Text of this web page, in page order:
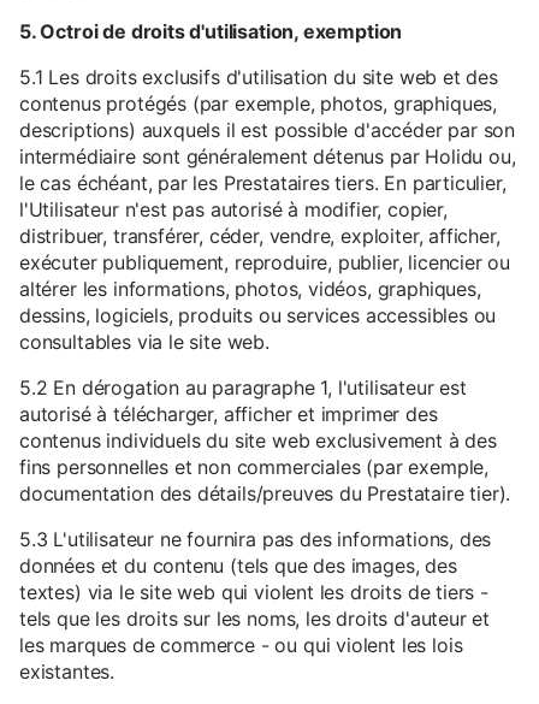
5. Octroi de droits d'utilisation, exemption
5.1 Les droits exclusifs d'utilisation du site web et des
contenus protégés (par exemple, photos, graphiques,
descriptions) auxquels il est possible d'accéder par son
intermédiaire sont généralement détenus par Holidu ou,
le cas échéant, par les Prestataires tiers. En particulier,
l'Utilisateur n'est pas autorisé à modifier, copier,
distribuer, transférer, céder, vendre, exploiter, afficher,
exécuter publiquement, reproduire, publier, licencier ou
altérer les informations, photos, vidéos, graphiques,
dessins, logiciels, produits ou services accessibles ou
consultables via le site web.
5.2 En dérogation au paragraphe 1, l'utilisateur est
autorisé à télécharger, afficher et imprimer des
contenus individuels du site web exclusivement à des
fins personnelles et non commerciales (par exemple,
documentation des détails/preuves du Prestataire tier).
5.3 L'utilisateur ne fournira pas des informations, des
données et du contenu (tels que des images, des
textes) via le site web qui violent les droits de tiers -
tels que les droits sur les noms, les droits d'auteur et
les marques de commerce - ou qui violent les lois
existantes.